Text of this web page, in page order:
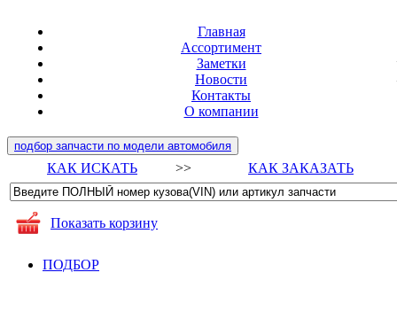
Главная
Ассортимент
Заметки
Новости
Контакты
О компании
подбор запчасти по модели автомобиля
КАК ИСКАТЬ >> КАК ЗАКАЗАТЬ
Показать корзину
ПОДБОР